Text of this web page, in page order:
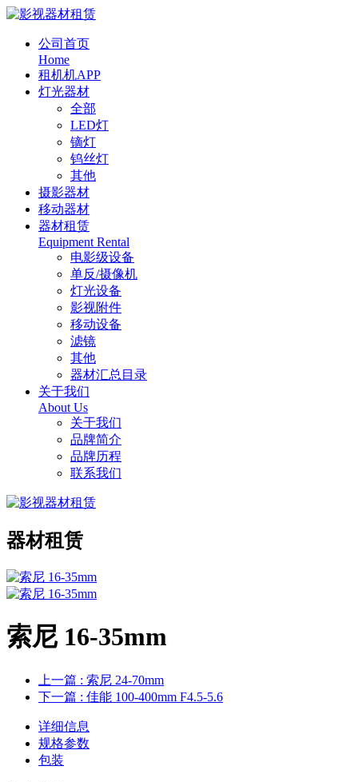
公司首页
Home
租机机APP
灯光器材
全部
LED灯
镝灯
钨丝灯
其他
摄影器材
移动器材
器材租赁
Equipment Rental
电影级设备
单反/摄像机
灯光设备
影视附件
移动设备
滤镜
其他
器材汇总目录
关于我们
About Us
关于我们
品牌简介
品牌历程
联系我们
器材租赁
索尼 16-35mm
上一篇 : 索尼 24-70mm
下一篇 : 佳能 100-400mm F4.5-5.6
详细信息
规格参数
包装